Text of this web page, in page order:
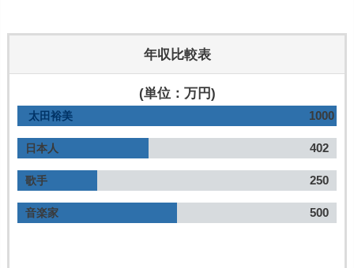
年収比較表
(単位：万円)
太田裕美 1000
日本人 402
歌手 250
音楽家 500